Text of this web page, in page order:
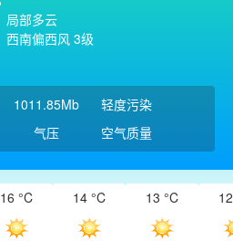
局部多云
西南偏西风 3级
1011.85Mb
气压
轻度污染
空气质量
16 °C 14 °C 13 °C